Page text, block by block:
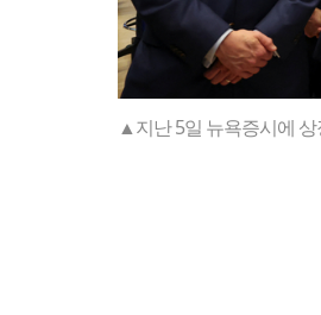
▲지난 5일 뉴욕증시에